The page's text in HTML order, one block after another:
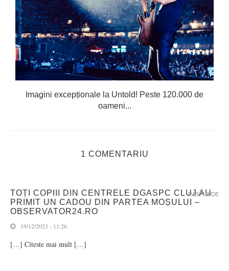
Imagini excepționale la Untold! Peste 120.000 de
oameni...
1 COMENTARIU
TOȚI COPIII DIN CENTRELE DGASPC CLUJ AU
PRIMIT UN CADOU DIN PARTEA MOȘULUI –
OBSERVATOR24.RO
19/12/2023 - 11:26
[…] Citeste mai mult […]
RASPUNDE